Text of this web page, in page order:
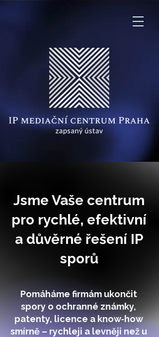
Jsme Vaše centrum
pro rychlé, efektivní
a důvěrné řešení IP
sporů
Pomáháme firmám ukončit
spory o ochranné známky,
patenty, licence a know‑how
smírně – rychleji a levněji než u